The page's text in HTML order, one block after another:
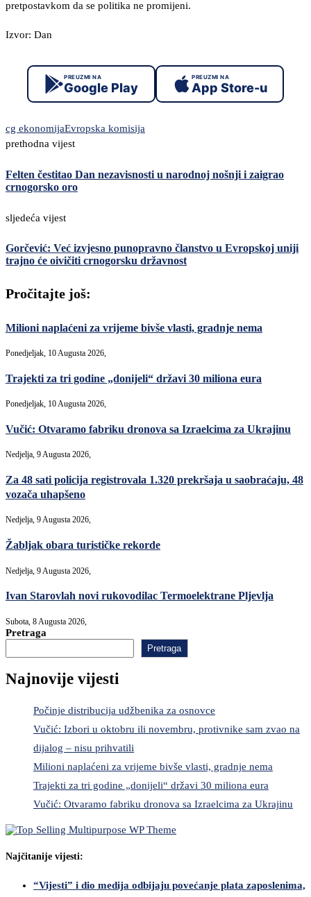
pretpostavkom da se politika ne promijeni.
Izvor: Dan
PREUZMI NA
Google Play
PREUZMI NA
App Store-u
cg ekonomijaEvropska komisija
prethodna vijest
Felten čestitao Dan nezavisnosti u narodnoj nošnji i zaigrao
crnogorsko oro
sljedeća vijest
Gorčević: Već izvjesno punopravno članstvo u Evropskoj uniji
trajno će oivičiti crnogorsku državnost
Pročitajte još:
Milioni naplaćeni za vrijeme bivše vlasti, gradnje nema
Ponedjeljak, 10 Augusta 2026,
Trajekti za tri godine „donijeli“ državi 30 miliona eura
Ponedjeljak, 10 Augusta 2026,
Vučić: Otvaramo fabriku dronova sa Izraelcima za Ukrajinu
Nedjelja, 9 Augusta 2026,
Za 48 sati policija registrovala 1.320 prekršaja u saobraćaju, 48
vozača uhapšeno
Nedjelja, 9 Augusta 2026,
Žabljak obara turističke rekorde
Nedjelja, 9 Augusta 2026,
Ivan Starovlah novi rukovodilac Termoelektrane Pljevlja
Subota, 8 Augusta 2026,
Pretraga
Pretraga
Najnovije vijesti
Počinje distribucija udžbenika za osnovce
Vučić: Izbori u oktobru ili novembru, protivnike sam zvao na
dijalog – nisu prihvatili
Milioni naplaćeni za vrijeme bivše vlasti, gradnje nema
Trajekti za tri godine „donijeli“ državi 30 miliona eura
Vučić: Otvaramo fabriku dronova sa Izraelcima za Ukrajinu
Najčitanije vijesti:
“Vijesti” i dio medija odbijaju povećanje plata zaposlenima,